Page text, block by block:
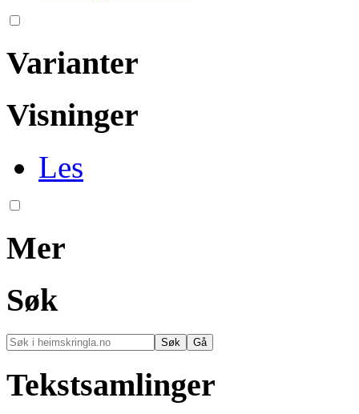
Varianter
Visninger
Les
Mer
Søk
Tekstsamlinger